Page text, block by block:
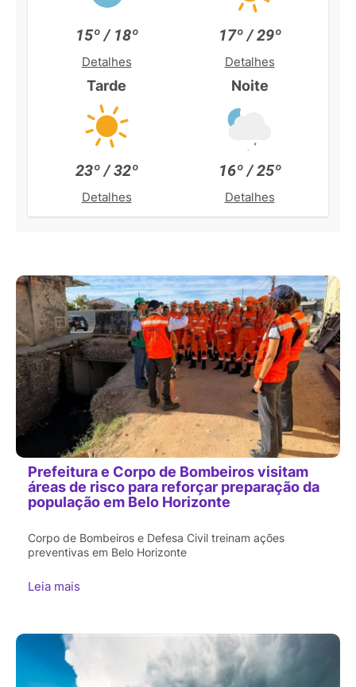
15º / 18º
Detalhes
17º / 29º
Detalhes
Tarde
23º / 32º
Detalhes
Noite
16º / 25º
Detalhes
Prefeitura e Corpo de Bombeiros visitam
áreas de risco para reforçar preparação da
população em Belo Horizonte
Corpo de Bombeiros e Defesa Civil treinam ações
preventivas em Belo Horizonte
Leia mais